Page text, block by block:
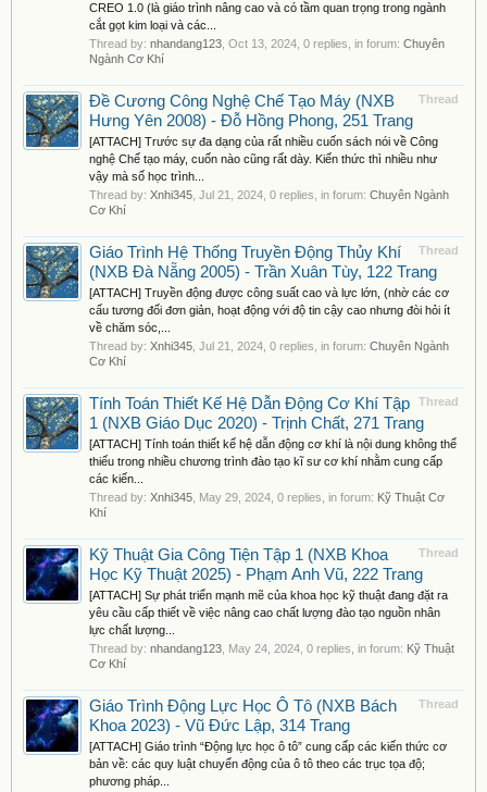
CREO 1.0 (là giáo trình nâng cao và có tầm quan trọng trong ngành
cắt gọt kim loại và các...
Thread by: nhandang123 Oct 13, 2024 , 0 replies, in forum: Chuyên
Ngành Cơ Khí
Thread
Đề Cương Công Nghệ Chế Tạo Máy (NXB
Hưng Yên 2008) - Đỗ Hồng Phong, 251 Trang
[ATTACH] Trước sự đa dạng của rất nhiều cuốn sách nói về Công
nghệ Chế tạo máy, cuốn nào cũng rất dày. Kiến thức thì nhiều như
vậy mà số học trình...
Thread by: Xnhi345 Jul 21, 2024 , 0 replies, in forum: Chuyên Ngành
Cơ Khí
Thread
Giáo Trình Hệ Thống Truyền Động Thủy Khí
(NXB Đà Nẵng 2005) - Trần Xuân Tùy, 122 Trang
[ATTACH] Truyền động được công suất cao và lực lớn, (nhờ các cơ
cấu tương đối đơn giản, hoạt động với độ tin cậy cao nhưng đòi hỏi ít
về chăm sóc,...
Thread by: Xnhi345 Jul 21, 2024 , 0 replies, in forum: Chuyên Ngành
Cơ Khí
Thread
Tính Toán Thiết Kế Hệ Dẫn Động Cơ Khí Tập
1 (NXB Giáo Dục 2020) - Trịnh Chất, 271 Trang
[ATTACH] Tính toán thiết kế hệ dẫn động cơ khí là nội dung không thể
thiếu trong nhiều chương trình đào tạo kĩ sư cơ khí nhằm cung cấp
các kiến...
Thread by: Xnhi345 May 29, 2024 , 0 replies, in forum: Kỹ Thuật Cơ
Khí
Thread
Kỹ Thuật Gia Công Tiện Tập 1 (NXB Khoa
Học Kỹ Thuật 2025) - Phạm Anh Vũ, 222 Trang
[ATTACH] Sự phát triển mạnh mẽ của khoa học kỹ thuật đang đặt ra
yêu cầu cấp thiết về việc nâng cao chất lượng đào tạo nguồn nhân
lực chất lượng...
Thread by: nhandang123 May 24, 2024 , 0 replies, in forum: Kỹ Thuật
Cơ Khí
Thread
Giáo Trình Động Lực Học Ô Tô (NXB Bách
Khoa 2023) - Vũ Đức Lập, 314 Trang
[ATTACH] Giáo trình “Động lực học ô tô” cung cấp các kiến thức cơ
bản về: các quy luật chuyển động của ô tô theo các trục tọa độ;
phương pháp...